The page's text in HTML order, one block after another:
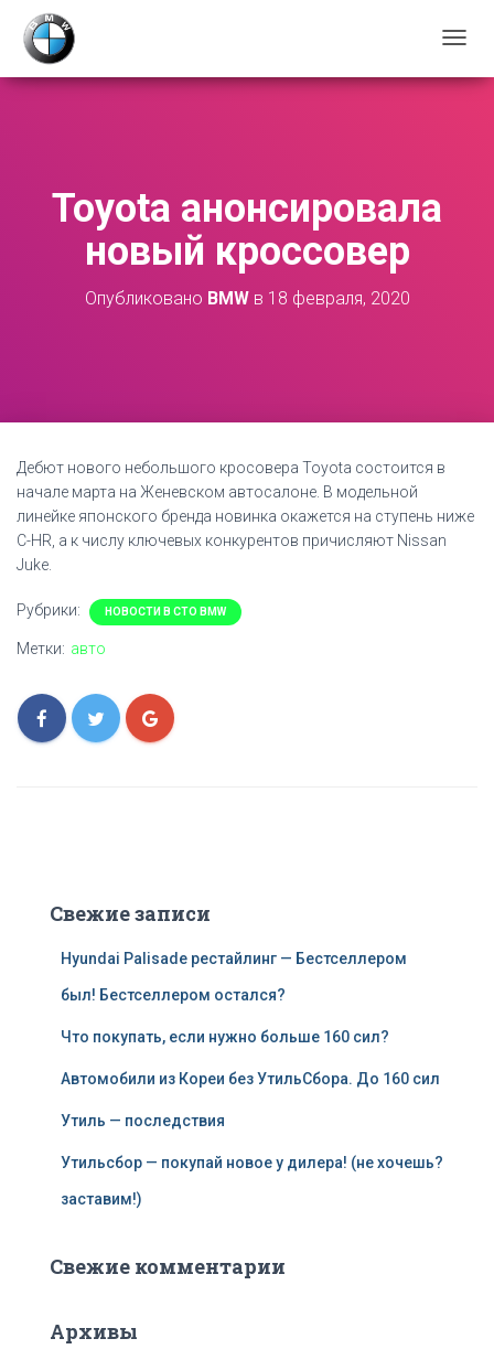
Е
Toyota анонсировала
новый кроссовер
Опубликовано BMWв 18 февраля, 2020
Дебют нового небольшого кросовера Toyota состоится в
начале марта на Женевском автосалоне. В модельной
линейке японского бренда новинка окажется на ступень ниже
C-HR, а к числу ключевых конкурентов причисляют Nissan
Juke.
Рубрики: НОВОСТИ В СТО BMW
Метки: авто
Свежие записи
Hyundai Palisade рестайлинг — Бестселлером
был! Бестселлером остался?
Что покупать, если нужно больше 160 сил?
Автомобили из Кореи без УтильСбора. До 160 сил
Утиль — последствия
Утильсбор — покупай новое у дилера! (не хочешь?
заставим!)
Свежие комментарии
Архивы